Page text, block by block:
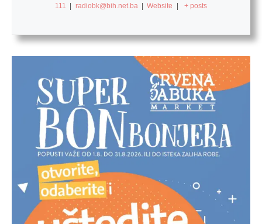
111 | radiobk@bih.net.ba | Website | + posts